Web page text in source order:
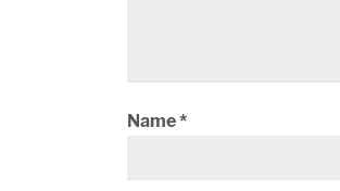
Name*